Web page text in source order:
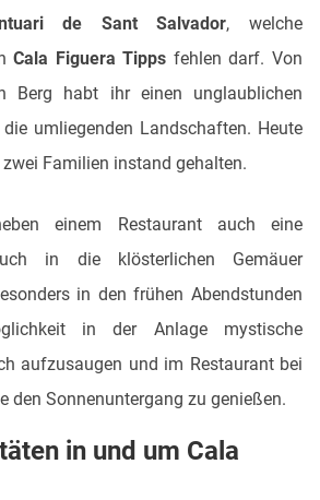
de Sant Salvador, welche
Cala Figuera Tipps fehlen darf. Von
Berg habt ihr einen unglaublichen
umliegenden Landschaften. Heute
Familien instand gehalten.
einem Restaurant auch eine
in die klösterlichen Gemäuer
in den frühen Abendstunden
in der Anlage mystische
aufzusaugen und im Restaurant bei
den Sonnenuntergang zu genießen.
in und um Cala